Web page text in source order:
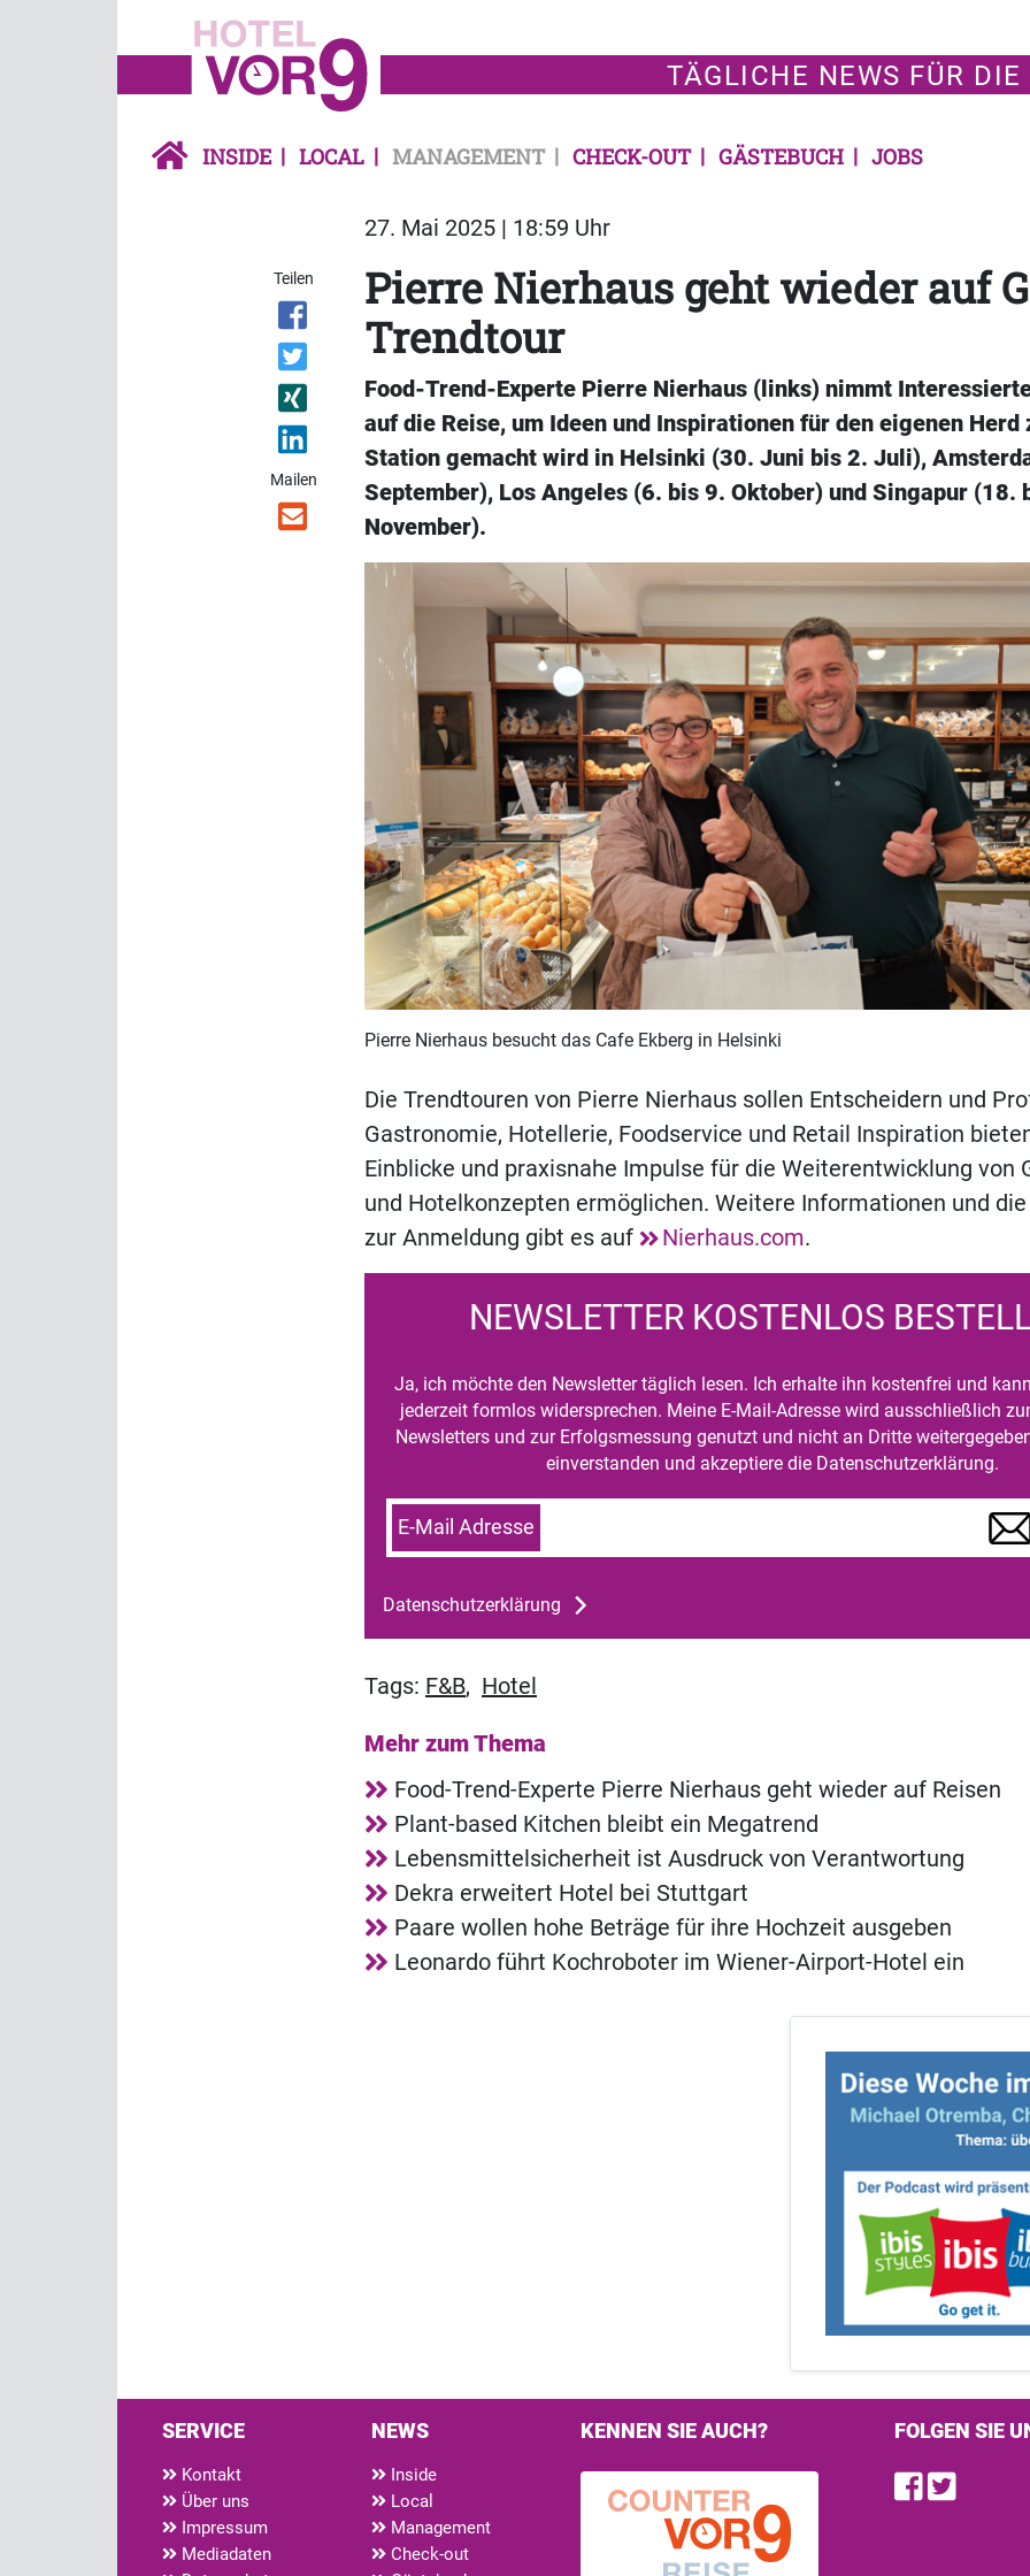
TÄGLICHE NEWS FÜR
INSIDE LOCAL MANAGEMENT CHECK-OUT GÄSTEBUCH JOBS
27. Mai 2025 | 18:59 Uhr
Teilen
Mailen
Pierre Nierhaus geht wieder auf
Trendtour
Food-Trend-Experte Pierre Nierhaus (links) nimmt
auf die Reise, um Ideen und Inspirationen für den eigenen Herd
Station gemacht wird in Helsinki (30. Juni bis 2. Juli),
September), Los Angeles (6. bis 9. Oktober) und Singapur (18.
November).
Pierre Nierhaus besucht das Cafe Ekberg in Helsinki
Die Trendtouren von Pierre Nierhaus sollen Entscheidern und
Gastronomie, Hotellerie, Foodservice und Retail Inspiration
Einblicke und praxisnahe Impulse für die Weiterentwicklung von
und Hotelkonzepten ermöglichen. Weitere Informationen und
zur Anmeldung gibt es auf
Nierhaus.com.
NEWSLETTER KOSTENLOS
Ja, ich möchte den Newsletter täglich lesen. Ich erhalte ihn kostenfrei und
jederzeit formlos widersprechen. Meine E-Mail-Adresse wird ausschließlich
Newsletters und zur Erfolgsmessung genutzt und nicht an Dritte
einverstanden und akzeptiere die Datenschutzerklärung.
E-Mail Adresse
Datenschutzerklärung
Tags: F&B, Hotel
Mehr zum Thema
Food-Trend-Experte Pierre Nierhaus geht wieder auf Reisen
Plant-based Kitchen bleibt ein Megatrend
Lebensmittelsicherheit ist Ausdruck von Verantwortung
Dekra erweitert Hotel bei Stuttgart
Paare wollen hohe Beträge für ihre Hochzeit ausgeben
Leonardo führt Kochroboter im Wiener-Airport-Hotel ein
SERVICE
Kontakt
Über uns
Impressum
Mediadaten
NEWS
Inside
Local
Management
Check-out
KENNEN SIE AUCH? FOLGEN SIE
Find